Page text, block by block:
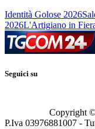
Identità Golose 2026
2026L'Artigiano in
Seguici su
Copyright
P.Iva 03976881007 -